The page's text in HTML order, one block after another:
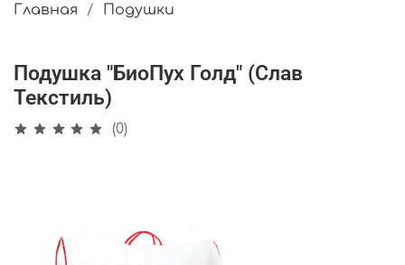
Главная Подушки
Подушка "БиоПух Голд" (Слав
Текстиль)
(0)